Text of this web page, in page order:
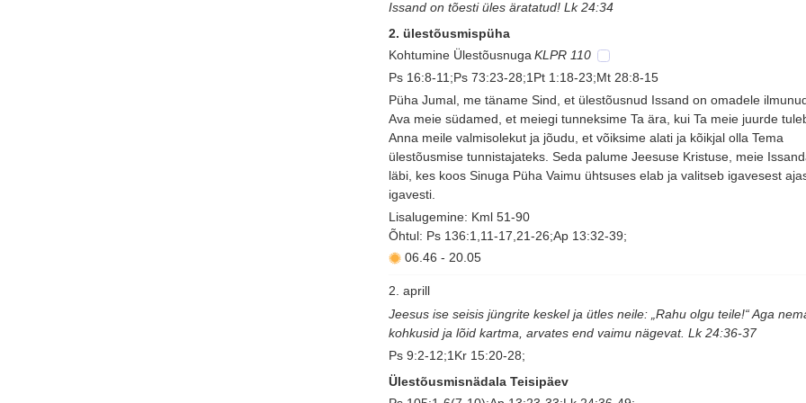
Issand on tõesti üles äratatud! Lk 24:34
2. ülestõusmispüha
Kohtumine Ülestõusnuga KLPR 110
Ps 16:8-11;Ps 73:23-28;1Pt 1:18-23;Mt 28:8-15
Püha Jumal, me täname Sind, et ülestõusnud Issand on omadele
Ava meie südamed, et meiegi tunneksime Ta ära, kui Ta meie juurde
Anna meile valmisolekut ja jõudu, et võiksime alati ja kõikjal olla Tema
ülestõusmise tunnistajateks. Seda palume Jeesuse Kristuse, meie
läbi, kes koos Sinuga Püha Vaimu ühtsuses elab ja valitseb igavesest
igavesti.
Lisalugemine: Kml 51-90
Õhtul: Ps 136:1,11-17,21-26;Ap 13:32-39;
06.46- 20.05
2. aprill
Jeesus ise seisis jüngrite keskel ja ütles neile: „Rahu olgu teile!“ Aga
kohkusid ja lõid kartma, arvates end vaimu nägevat. Lk 24:36-37
Ps 9:2-12;1Kr 15:20-28;
Ülestõusmisnädala Teisipäev